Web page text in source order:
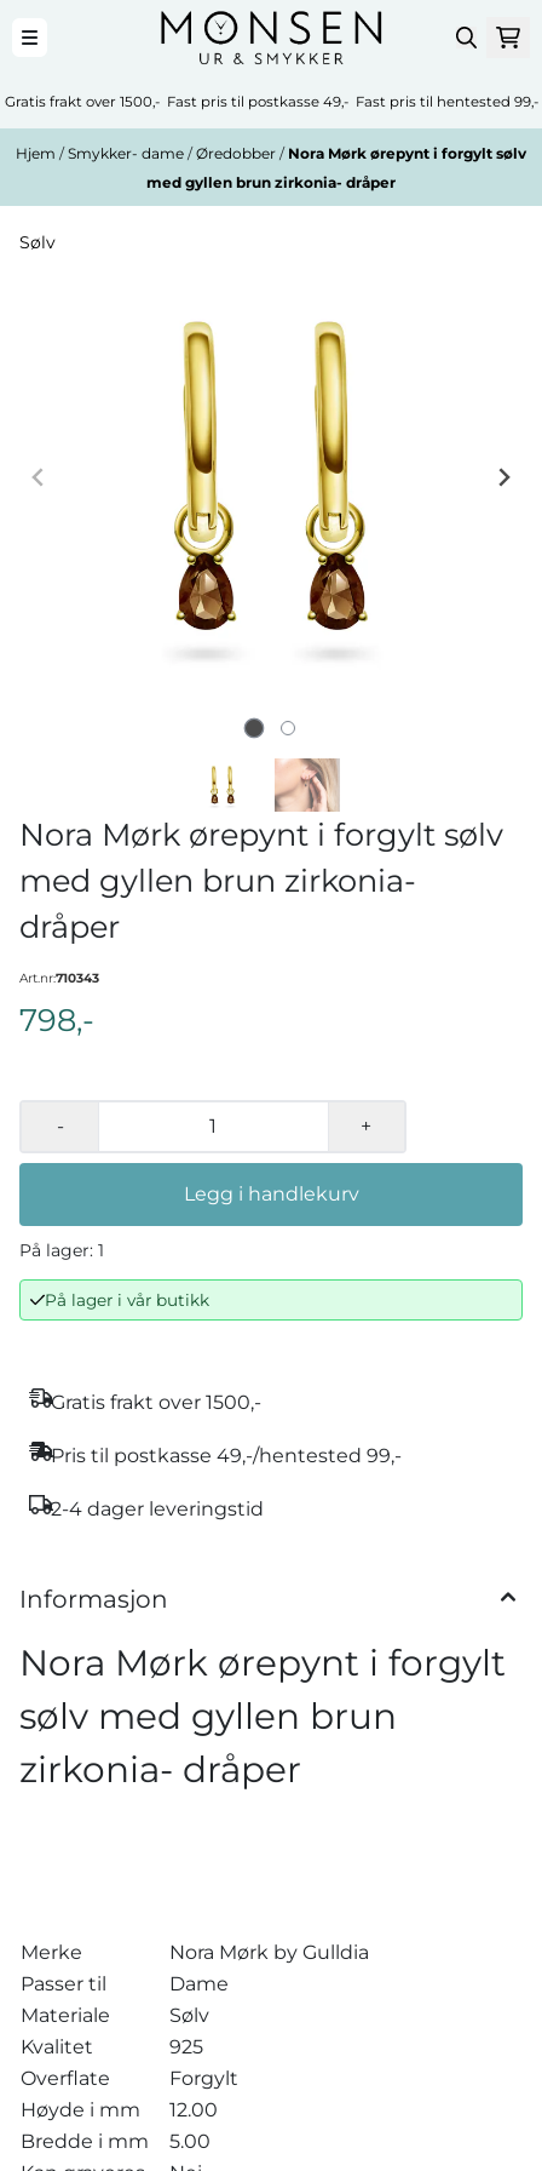
Gratis frakt over 1500,- Fast pris til postkasse 49,- Fast pris til hentested 99,-
Hjem /Smykker- dame /Øredobber / Nora Mørk ørepynt i forgylt sølv
med gyllen brun zirkonia- dråper
Sølv
Nora Mørk ørepynt i forgylt sølv
med gyllen brun zirkonia-
dråper
Art.nr:710343
798,-
- +
Legg i handlekurv
På lager: 1
På lager i vår butikk
Gratis frakt over 1500,-
Pris til postkasse 49,-/hentested 99,-
2-4 dager leveringstid
Informasjon
Nora Mørk ørepynt i forgylt
sølv med gyllen brun
zirkonia- dråper
Merke
Nora Mørk by Gulldia
Passer til
Dame
Materiale
Sølv
Kvalitet
925
Overflate
Forgylt
Høyde i mm
12.00
Bredde i mm
5.00